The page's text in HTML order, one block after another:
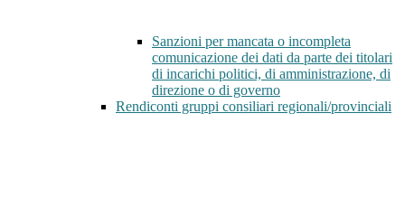
Sanzioni per mancata o incompleta
comunicazione dei dati da parte dei titolari
di incarichi politici, di amministrazione, di
direzione o di governo
Rendiconti gruppi consiliari regionali/provinciali